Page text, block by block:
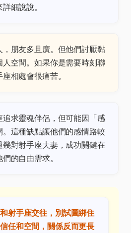
細說說。
，朋友多且廣。但他們討厭黏
人空間。如果你是需要時刻聯
相處會很痛苦。
追求靈魂伴侶，但可能因「感
這種缺點讓他們的感情路較
對射手座夫妻，成功關鍵在
的自由需求。
射手座交往，別試圖綁住
任和空間，關係反而更長